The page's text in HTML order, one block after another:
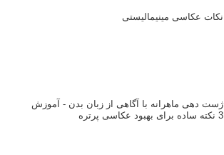
نکات عکاسی مینیمالیستی
ژست دهی ماهرانه با آگاهی از زبان بدن - آموزش
3 نکته ساده برای بهبود عکاسی پرتره